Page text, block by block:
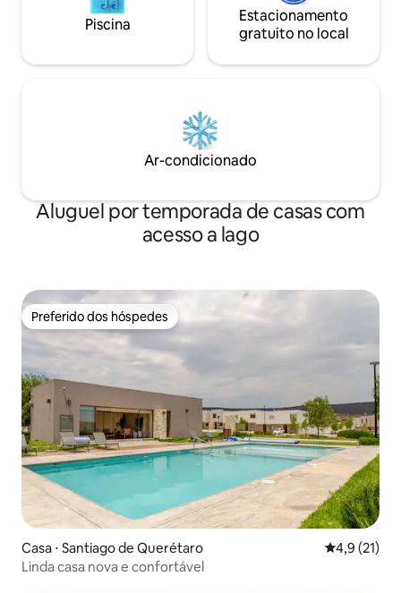
Piscina
Estacionamento
gratuito no local
Ar-condicionado
Aluguel por temporada de casas com
acesso a lago
Preferido dos hóspedes
Preferido dos hóspedes
Casa ⋅ Santiago de Querétaro 4,9 de uma
4,9 (21)
Linda casa nova e confortável